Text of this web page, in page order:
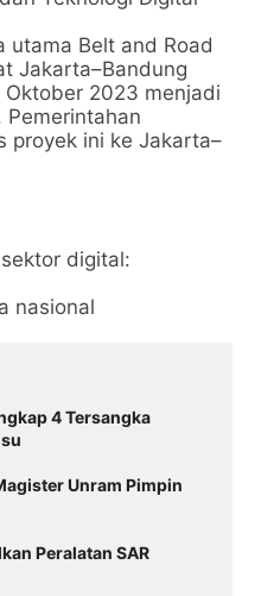
utama Belt and Road
Jakarta–Bandung
2023 menjadi
Pemerintahan
proyek ini ke Jakarta–
digital:
nasional
4 Tersangka
Unram Pimpin
Peralatan SAR